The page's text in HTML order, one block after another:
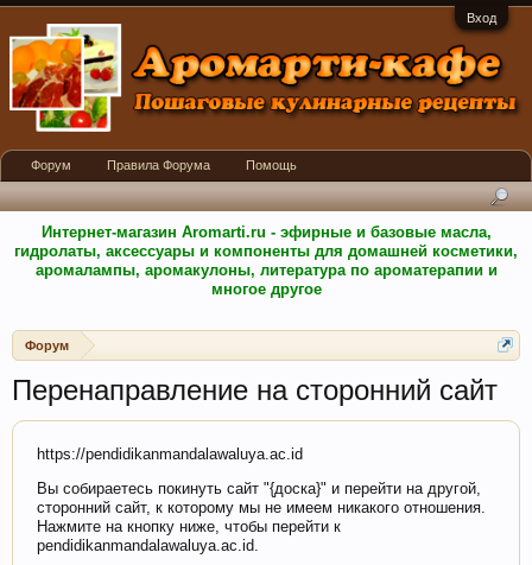
Вход
Интернет-магазин Aromarti.ru - эфирные и базовые масла,
гидролаты, аксессуары и компоненты для домашней косметики,
аромалампы, аромакулоны, литература по ароматерапии и
многое другое
Форум
Перенаправление на сторонний сайт
https://pendidikanmandalawaluya.ac.id
Вы собираетесь покинуть сайт "{доска}" и перейти на другой,
сторонний сайт, к которому мы не имеем никакого отношения.
Нажмите на кнопку ниже, чтобы перейти к
pendidikanmandalawaluya.ac.id.
Форум Правила Форума Помощь